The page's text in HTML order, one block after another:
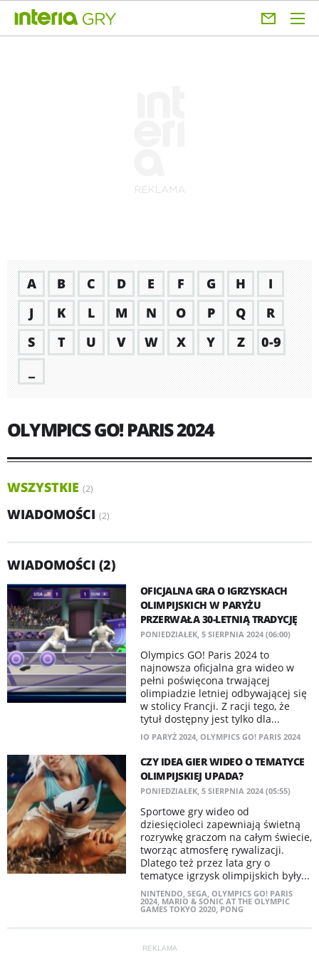
A B C D E F G H
I
J
K L M N O P Q
R
S
T U V W X Y Z
0-9
OLYMPICS GO! PARIS 2024
WSZYSTKIE (2)
WIADOMOŚCI (2)
WIADOMOŚCI (2)
OFICJALNA GRA O IGRZYSKACH
OLIMPIJSKICH W PARYŻU
PRZERWAŁA 30-LETNIĄ TRADYCJĘ
PONIEDZIAŁEK, 5 SIERPNIA 2024 (06:00)
Olympics GO! Paris 2024 to
najnowsza oficjalna gra wideo w
pełni poświęcona trwającej
olimpiadzie letniej odbywającej się
w stolicy Francji. Z racji tego, że
tytuł dostępny jest tylko dla...
IO PARYŻ 2024, OLYMPICS GO! PARIS 2024
CZY IDEA GIER WIDEO O TEMATYCE
OLIMPIJSKIEJ UPADA?
PONIEDZIAŁEK, 5 SIERPNIA 2024 (05:55)
Sportowe gry wideo od
dziesięcioleci zapewniają świetną
rozrywkę graczom na całym świecie,
tworząc atmosferę rywalizacji.
Dlatego też przez lata gry o
tematyce igrzysk olimpijskich były...
NINTENDO, SEGA, OLYMPICS GO! PARIS
2024, MARIO & SONIC AT THE OLYMPIC
GAMES TOKYO 2020, PONG
REKLAMA